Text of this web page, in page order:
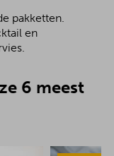
pakketten.
en
6 meest